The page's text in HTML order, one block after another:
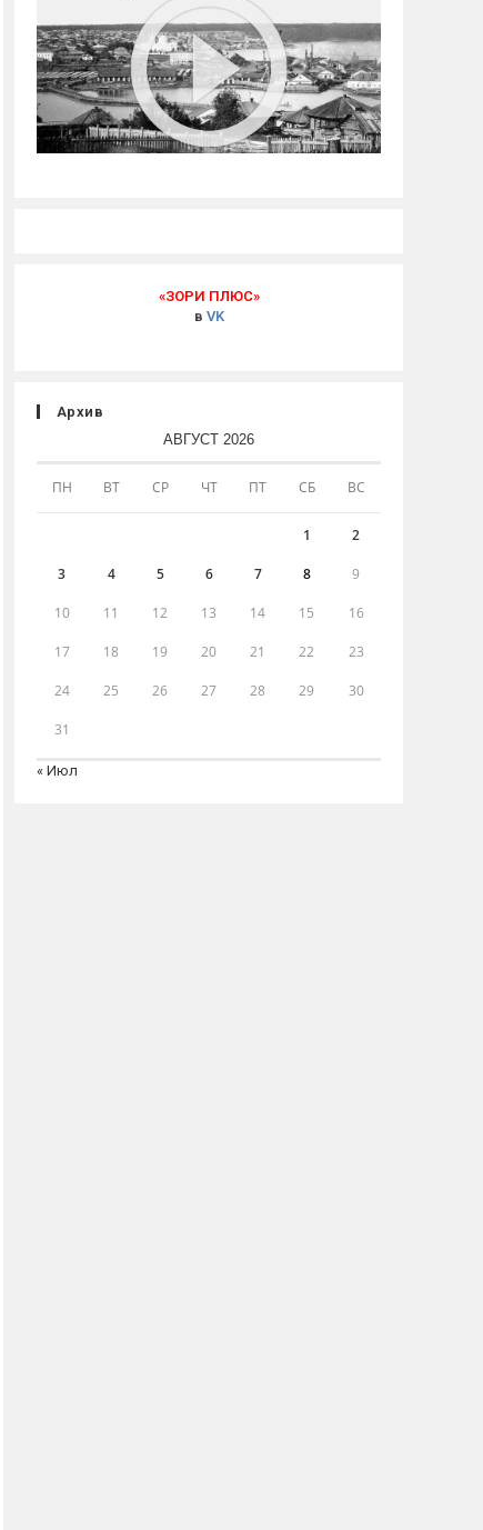
«ЗОРИ ПЛЮС»
в VK
Архив
АВГУСТ 2026
ПН ВТ СР ЧТ ПТ СБ ВС
1 2
3 4 5 6 7 8 9
10 11 12 13 14 15 16
17 18 19 20 21 22 23
24 25 26 27 28 29 30
31
« Июл